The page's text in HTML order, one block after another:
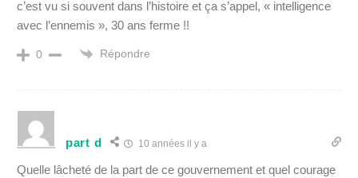
c’est vu si souvent dans l’histoire et ça s’appel, « intelligence
avec l’ennemis », 30 ans ferme !!
0 Répondre
part d 10 années il y a
Quelle lâcheté de la part de ce gouvernement et quel courage